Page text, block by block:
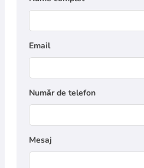
Email
Număr de telefon
Mesaj